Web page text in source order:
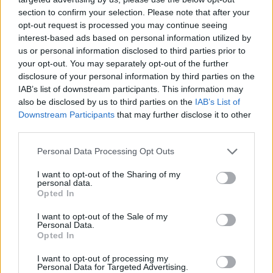
section to confirm your selection. Please note that after your
opt-out request is processed you may continue seeing
interest-based ads based on personal information utilized by
us or personal information disclosed to third parties prior to
your opt-out. You may separately opt-out of the further
disclosure of your personal information by third parties on the
IAB’s list of downstream participants. This information may
also be disclosed by us to third parties on the IAB’s List of
Downstream Participants that may further disclose it to other
Please note that this website/app uses one or more Google
not limited to your visit or usage behaviour. You may click to
grant or deny consent to Google and its third-party tags to
use your data for below specified purposes in below Google
consent section.
Personal Data Processing Opt Outs
I want to opt-out of the Sharing of my
personal data.
Opted In
I want to opt-out of the Sale of my
Personal Data.
Opted In
I want to opt-out of processing my
Personal Data for Targeted Advertising.
ખૂબ મોટું કદ(4,032 x 2,304)
AVIF(220 KB)
WebP(514 KB)
JPEG(1.1 MB)
ખૂબ મોટું કદ(5,376 x 3,072)
AVIF(352 KB)
WebP(829 KB)
JPEG(1.9 MB)
રમુજી રીતે મોટું કદ (1,048,576 x 599,186)
છબીનું વર્ણન